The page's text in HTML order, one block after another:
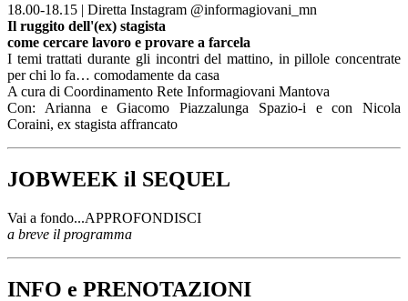
18.00-18.15 | Diretta Instagram @informagiovani_mn
Il ruggito dell'(ex) stagista
come cercare lavoro e provare a farcela
I temi trattati durante gli incontri del mattino, in pillole concentrate
per chi lo fa… comodamente da casa
A cura di Coordinamento Rete Informagiovani Mantova
Con: Arianna e Giacomo Piazzalunga Spazio-i e con Nicola
Coraini, ex stagista affrancato
JOBWEEK il SEQUEL
Vai a fondo...APPROFONDISCI
a breve il programma
INFO e PRENOTAZIONI